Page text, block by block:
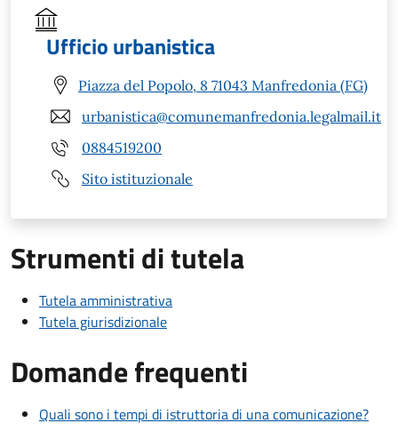
Ufficio urbanistica
Piazza del Popolo, 8 71043 Manfredonia (FG)
urbanistica@comunemanfredonia.legalmail.it
0884519200
Sito istituzionale
Strumenti di tutela
Tutela amministrativa
Tutela giurisdizionale
Domande frequenti
Quali sono i tempi di istruttoria di una comunicazione?